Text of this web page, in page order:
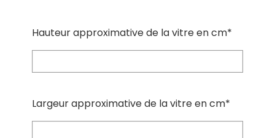
Hauteur approximative de la vitre en cm*
Largeur approximative de la vitre en cm*